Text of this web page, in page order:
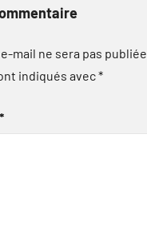
mail ne sera pas publiée.
indiqués avec*
*